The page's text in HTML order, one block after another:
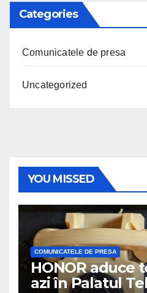
Categories
Comunicatele de presa
Uncategorized
YOU MISSED
COMUNICATELE DE PRESA
HONOR aduce
azi în Palatul